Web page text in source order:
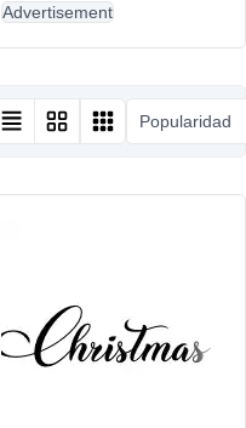
Advertisement
Popularidad